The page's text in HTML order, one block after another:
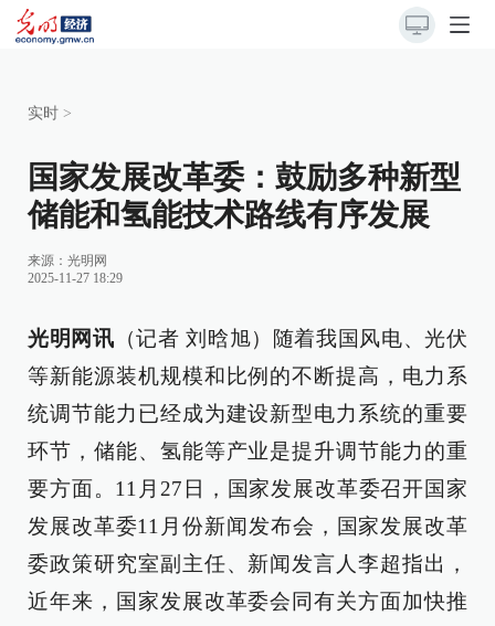
实时 >
国家发展改革委：鼓励多种新型
储能和氢能技术路线有序发展
来源： 光明网
2025-11-27 18:29
光明网讯 （记者 刘晗旭）随着我国风电、光伏
等新能源装机规模和比例的不断提高，电力系
统调节能力已经成为建设新型电力系统的重要
环节，储能、氢能等产业是提升调节能力的重
要方面。11月27日，国家发展改革委召开国家
发展改革委11月份新闻发布会，国家发展改革
委政策研究室副主任、新闻发言人李超指出，
近年来，国家发展改革委会同有关方面加快推